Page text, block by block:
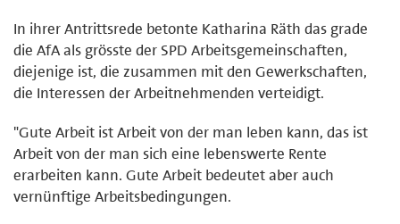
In ihrer Antrittsrede betonte Katharina Räth das grade
die AfA als grösste der SPD Arbeitsgemeinschaften,
diejenige ist, die zusammen mit den Gewerkschaften,
die Interessen der Arbeitnehmenden verteidigt.
"Gute Arbeit ist Arbeit von der man leben kann, das ist
Arbeit von der man sich eine lebenswerte Rente
erarbeiten kann. Gute Arbeit bedeutet aber auch
vernünftige Arbeitsbedingungen.